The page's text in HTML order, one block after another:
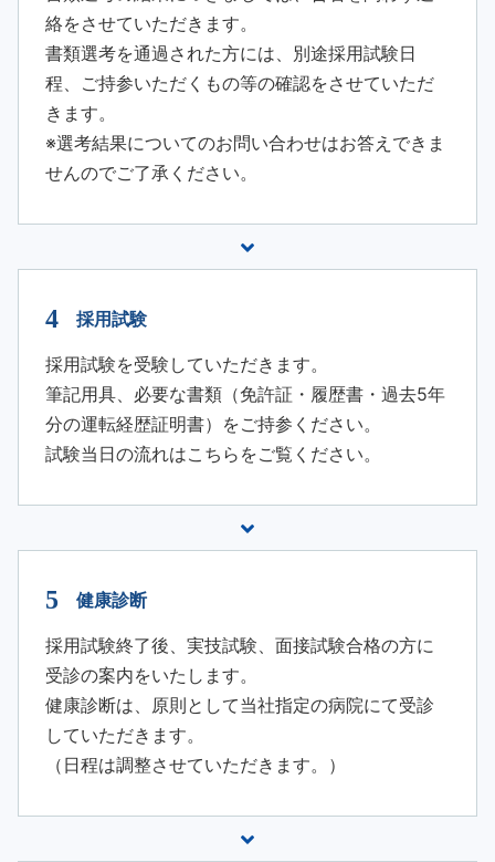
絡をさせていただきます。
書類選考を通過された方には、別途採用試験日
程、ご持参いただくもの等の確認をさせていただ
きます。
※選考結果についてのお問い合わせはお答えできま
せんのでご了承ください。
採用試験
採用試験を受験していただきます。
筆記用具、必要な書類（免許証・履歴書・過去5年
分の運転経歴証明書）をご持参ください。
試験当日の流れはこちらをご覧ください。
健康診断
採用試験終了後、実技試験、面接試験合格の方に
受診の案内をいたします。
健康診断は、原則として当社指定の病院にて受診
していただきます。
（日程は調整させていただきます。）